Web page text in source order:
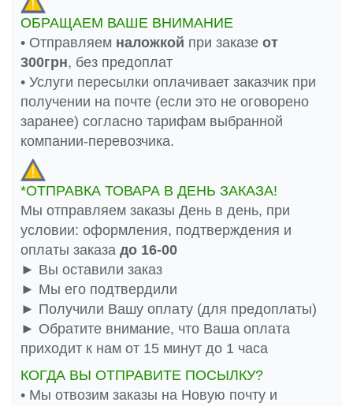
ОБРАЩАЕМ ВАШЕ ВНИМАНИЕ
• Отправляем наложкой при заказе от
300грн, без предоплат
• Услуги пересылки оплачивает заказчик при
получении на почте (если это не оговорено
заранее) согласно тарифам выбранной
компании-перевозчика.
*ОТПРАВКА ТОВАРА В ДЕНЬ ЗАКАЗА!
Мы отправляем заказы День в день, при
условии: оформления, подтверждения и
оплаты заказа до 16-00
► Вы оставили заказ
► Мы его подтвердили
► Получили Вашу оплату (для предоплаты)
► Обратите внимание, что Ваша оплата
приходит к нам от 15 минут до 1 часа
КОГДА ВЫ ОТПРАВИТЕ ПОСЫЛКУ?
• Мы отвозим заказы на Новую почту и